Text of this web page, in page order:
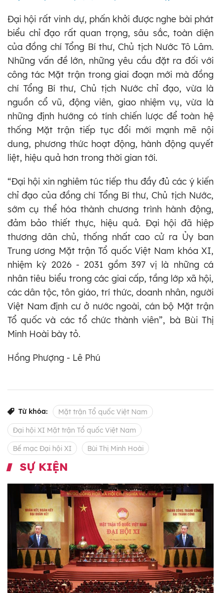
Đại hội rất vinh dự, phấn khởi được nghe bài phát
biểu chỉ đạo rất quan trọng, sâu sắc, toàn diện
của đồng chí Tổng Bí thư, Chủ tịch Nước Tô Lâm.
Những vấn đề lớn, những yêu cầu đặt ra đối với
công tác Mặt trận trong giai đoạn mới mà đồng
chí Tổng Bí thư, Chủ tịch Nước chỉ đạo, vừa là
nguồn cổ vũ, động viên, giao nhiệm vụ, vừa là
những định hướng có tính chiến lược để toàn hệ
thống Mặt trận tiếp tục đổi mới mạnh mẽ nội
dung, phương thức hoạt động, hành động quyết
liệt, hiệu quả hơn trong thời gian tới.
“Đại hội xin nghiêm túc tiếp thu đầy đủ các ý kiến
chỉ đạo của đồng chí Tổng Bí thư, Chủ tịch Nước,
sớm cụ thể hóa thành chương trình hành động,
đảm bảo thiết thực, hiệu quả. Đại hội đã hiệp
thương dân chủ, thống nhất cao cử ra Ủy ban
Trung ương Mặt trận Tổ quốc Việt Nam khóa XI,
nhiệm kỳ 2026 - 2031 gồm 397 vị là những cá
nhân tiêu biểu trong các giai cấp, tầng lớp xã hội,
các dân tộc, tôn giáo, trí thức, doanh nhân, người
Việt Nam định cư ở nước ngoài, cán bộ Mặt trận
Tổ quốc và các tổ chức thành viên”, bà Bùi Thị
Minh Hoài bày tỏ.
Hồng Phượng - Lê Phú
Từ khóa: Mặt trận Tổ quốc Việt Nam
Đại hội XI Mặt trận Tổ quốc Việt Nam
Bế mạc Đại hội XI Bùi Thị Minh Hoài
SỰ KIỆN